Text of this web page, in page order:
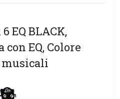
EQ BLACK,
EQ, Colore